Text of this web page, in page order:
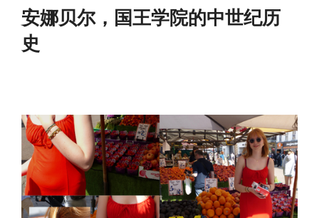
安娜贝尔，国王学院的中世纪历
史